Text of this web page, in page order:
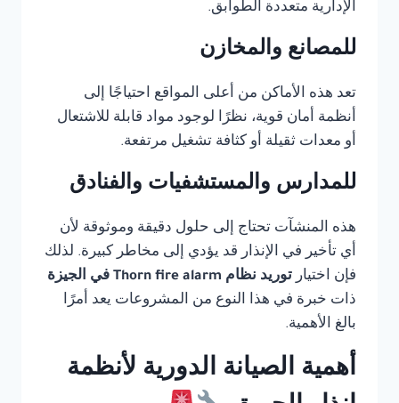
الإدارية متعددة الطوابق.
للمصانع والمخازن
تعد هذه الأماكن من أعلى المواقع احتياجًا إلى
أنظمة أمان قوية، نظرًا لوجود مواد قابلة للاشتعال
أو معدات ثقيلة أو كثافة تشغيل مرتفعة.
للمدارس والمستشفيات والفنادق
هذه المنشآت تحتاج إلى حلول دقيقة وموثوقة لأن
أي تأخير في الإنذار قد يؤدي إلى مخاطر كبيرة. لذلك
فإن اختيار توريد نظام Thorn fire alarm في الجيزة
ذات خبرة في هذا النوع من المشروعات يعد أمرًا
بالغ الأهمية.
أهمية الصيانة الدورية لأنظمة